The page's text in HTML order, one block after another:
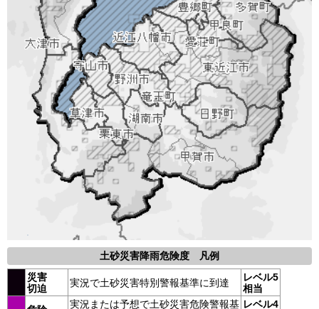
土砂災害降雨危険度 凡例
災害
切迫
実況で土砂災害特別警報基準に到達
レベル5
相当
実況または予想で土砂災害危険警報基 レベル4